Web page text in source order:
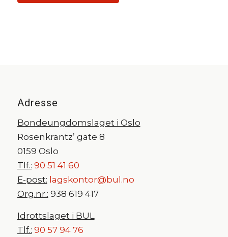
Adresse
Bondeungdomslaget i Oslo
Rosenkrantz’ gate 8
0159 Oslo
Tlf.: 90 51 41 60
E-post: lagskontor@bul.no
Org.nr.: 938 619 417
Idrottslaget i BUL
Tlf.: 90 57 94 76